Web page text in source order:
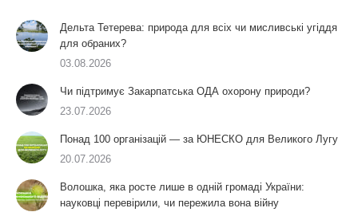
Дельта Тетерева: природа для всіх чи мисливські угіддя
для обраних?
03.08.2026
Чи підтримує Закарпатська ОДА охорону природи?
23.07.2026
Понад 100 організацій — за ЮНЕСКО для Великого Лугу
20.07.2026
Волошка, яка росте лише в одній громаді України:
науковці перевірили, чи пережила вона війну